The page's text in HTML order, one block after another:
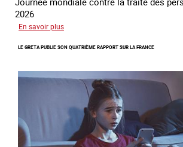
2026
En savoir plus
par
LE GRETA PUBLIE SON QUATRIÈME RAPPORT SUR LA FRANCE